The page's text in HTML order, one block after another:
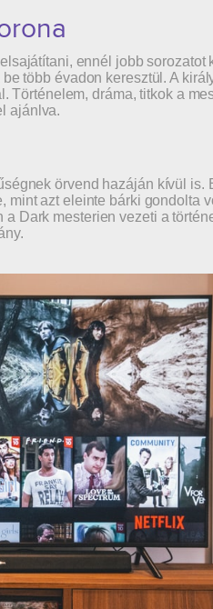
ennél jobb sorozatot
több évadon keresztül. A
Történelem, dráma, titkok a
ajánlva.
örvend hazáján kívül is.
mint azt eleinte bárki gondolta
Dark mesterien vezeti a